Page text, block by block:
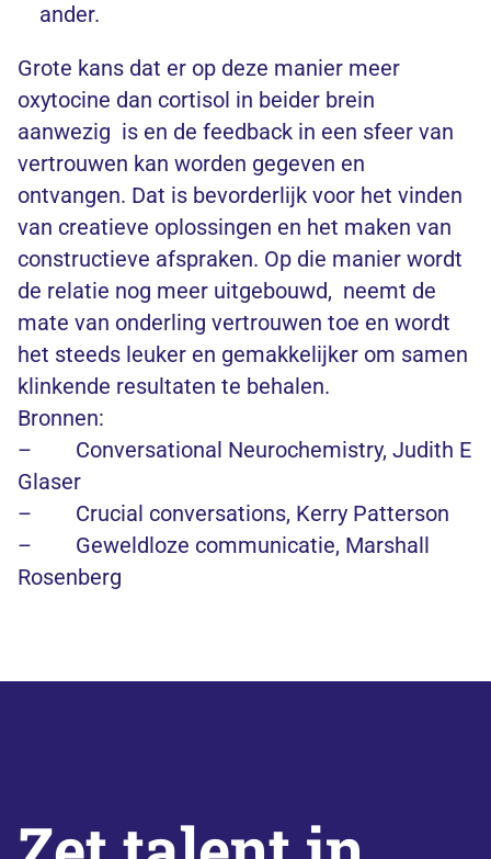
ander.
Grote kans dat er op deze manier meer
oxytocine dan cortisol in beider brein
aanwezig is en de feedback in een sfeer van
vertrouwen kan worden gegeven en
ontvangen. Dat is bevorderlijk voor het vinden
van creatieve oplossingen en het maken van
constructieve afspraken. Op die manier wordt
de relatie nog meer uitgebouwd, neemt de
mate van onderling vertrouwen toe en wordt
het steeds leuker en gemakkelijker om samen
klinkende resultaten te behalen.
Bronnen:
– Conversational Neurochemistry, Judith E
Glaser
– Crucial conversations, Kerry Patterson
– Geweldloze communicatie, Marshall
Rosenberg